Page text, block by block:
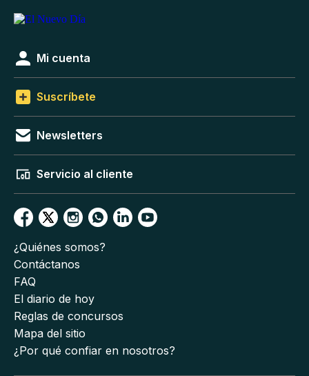
Mi cuenta
Suscríbete
Newsletters
Servicio al cliente
¿Quiénes somos?
Contáctanos
FAQ
El diario de hoy
Reglas de concursos
Mapa del sitio
¿Por qué confiar en nosotros?